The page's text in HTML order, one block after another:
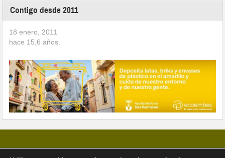
Contigo desde 2011
18 enero, 2011
hace 15,6 años.